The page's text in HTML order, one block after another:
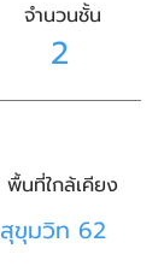
จำนวนชั้น
2
พื้นที่ใกล้เคียง
สุขุมวิท 62